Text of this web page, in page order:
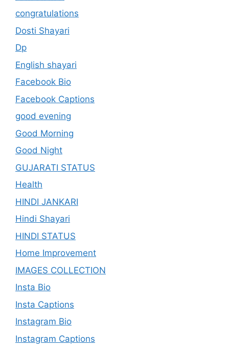
congratulations
Dosti Shayari
Dp
English shayari
Facebook Bio
Facebook Captions
good evening
Good Morning
Good Night
GUJARATI STATUS
Health
HINDI JANKARI
Hindi Shayari
HINDI STATUS
Home Improvement
IMAGES COLLECTION
Insta Bio
Insta Captions
Instagram Bio
Instagram Captions